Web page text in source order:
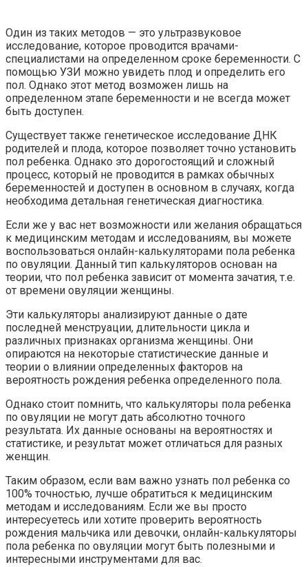
Один из таких методов — это ультразвуковое
исследование, которое проводится врачами-
специалистами на определенном сроке беременности. С
помощью УЗИ можно увидеть плод и определить его
пол. Однако этот метод возможен лишь на
определенном этапе беременности и не всегда может
быть доступен.
Существует также генетическое исследование ДНК
родителей и плода, которое позволяет точно установить
пол ребенка. Однако это дорогостоящий и сложный
процесс, который не проводится в рамках обычных
беременностей и доступен в основном в случаях, когда
необходима детальная генетическая диагностика.
Если же у вас нет возможности или желания обращаться
к медицинским методам и исследованиям, вы можете
воспользоваться онлайн-калькуляторами пола ребенка
по овуляции. Данный тип калькуляторов основан на
теории, что пол ребенка зависит от момента зачатия, т.е.
от времени овуляции женщины.
Эти калькуляторы анализируют данные о дате
последней менструации, длительности цикла и
различных признаках организма женщины. Они
опираются на некоторые статистические данные и
теории о влиянии определенных факторов на
вероятность рождения ребенка определенного пола.
Однако стоит помнить, что калькуляторы пола ребенка
по овуляции не могут дать абсолютно точного
результата. Их данные основаны на вероятностях и
статистике, и результат может отличаться для разных
женщин.
Таким образом, если вам важно узнать пол ребенка со
100% точностью, лучше обратиться к медицинским
методам и исследованиям. Если же вы просто
интересуетесь или хотите проверить вероятность
рождения мальчика или девочки, онлайн-калькуляторы
пола ребенка по овуляции могут быть полезными и
интересными инструментами для вас.